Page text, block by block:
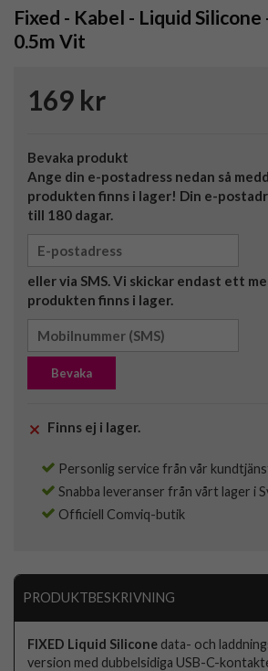
Fixed - Kabel - Liquid Silicone
0.5m Vit
169 kr
Bevaka produkt
Ange din e-postadress nedan så
produkten finns i lager! Din e-
till 180 dagar.
eller via SMS. Vi skickar endast ett
produkten finns i lager.
Bevaka
Finns ej i lager.
Personlig service från vår
Snabba leveranser från vårt lager i
Officiell Comviq-butik
PRODUKTBESKRIVNING
FIXED Liquid Silicone data- och
version med dubbelsidiga USB-C-